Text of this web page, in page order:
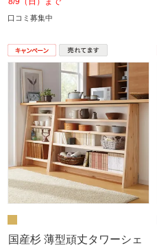
口コミ募集中
国産杉 薄型頑丈タワーシェ